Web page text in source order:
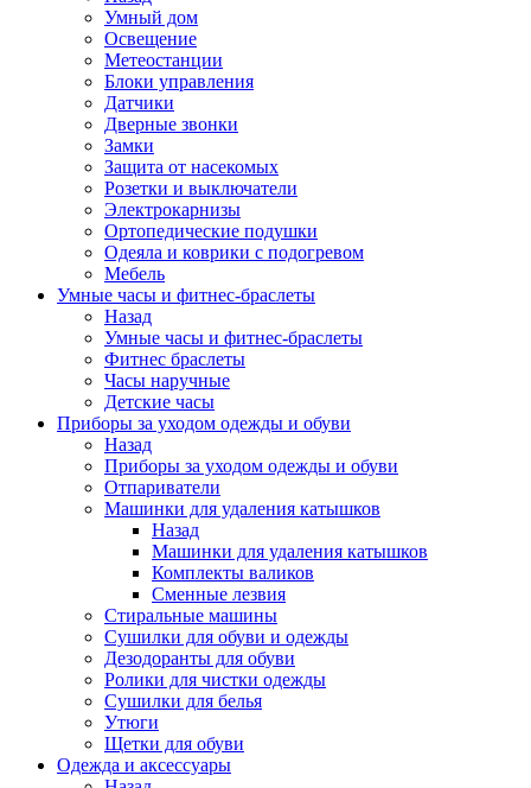
Умный дом
Освещение
Метеостанции
Блоки управления
Датчики
Дверные звонки
Замки
Защита от насекомых
Розетки и выключатели
Электрокарнизы
Ортопедические подушки
Одеяла и коврики с подогревом
Мебель
Умные часы и фитнес-браслеты
Назад
Умные часы и фитнес-браслеты
Фитнес браслеты
Часы наручные
Детские часы
Приборы за уходом одежды и обуви
Назад
Приборы за уходом одежды и обуви
Отпариватели
Машинки для удаления катышков
Назад
Машинки для удаления катышков
Комплекты валиков
Сменные лезвия
Стиральные машины
Сушилки для обуви и одежды
Дезодоранты для обуви
Ролики для чистки одежды
Сушилки для белья
Утюги
Щетки для обуви
Одежда и аксессуары